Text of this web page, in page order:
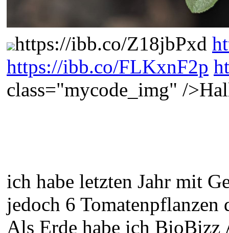
https://ibb.co/Z18jbPxd
https://ibb.co/FLKxnF2p
class="mycode_img" /
ich habe letzten Jahr mit
jedoch 6
Als Erde habe ich